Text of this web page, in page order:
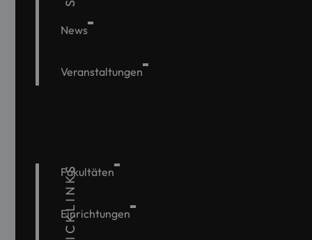
News
Veranstaltungen
QUICKLINKS
Fakultäten
Einrichtungen